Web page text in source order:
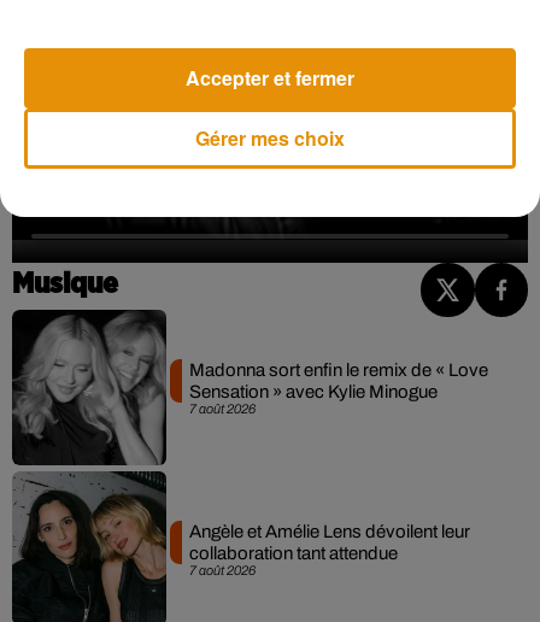
Musique
7 août 2026
Madonna sort enfin le remix de « Love
Sensation » avec Kylie Minogue
7 août 2026
Angèle et Amélie Lens dévoilent leur
collaboration tant attendue
Gérer mes choix
Accepter et fermer